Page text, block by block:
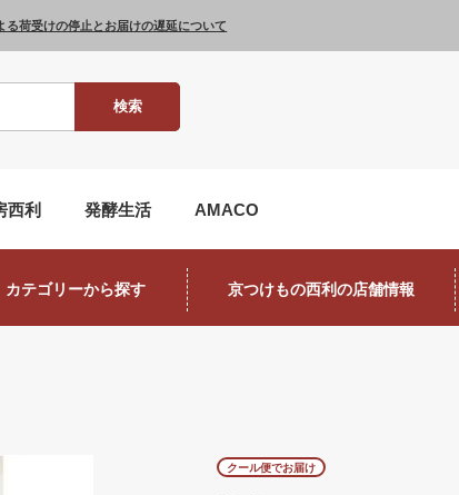
荷受けの停止とお届けの遅延について
検索
西利 発酵生活 AMACO
カテゴリーから探す 京つけもの西利の店舗情報
クール便でお届け